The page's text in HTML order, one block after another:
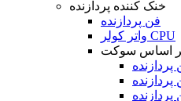
خنک کننده پردازنده
فن پردازنده
واتر کولر CPU
بر اساس سوکت